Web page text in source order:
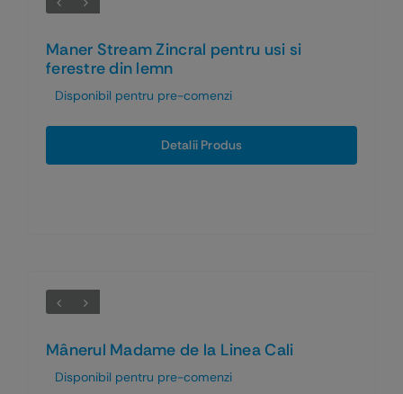
Maner Stream Zincral pentru usi si
ferestre din lemn
Disponibil pentru pre-comenzi
Detalii Produs
Mânerul Madame de la Linea Cali
Disponibil pentru pre-comenzi